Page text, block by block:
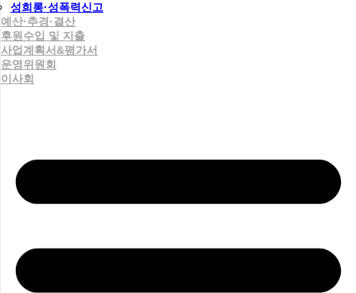
성희롱·성폭력신고
예산·추경·결산
후원수입 및 지출
사업계획서&평가서
운영위원회
이사회